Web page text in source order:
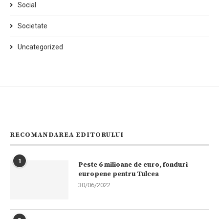
Social
Societate
Uncategorized
RECOMANDAREA EDITORULUI
1
Peste 6 milioane de euro, fonduri
europene pentru Tulcea
30/06/2022